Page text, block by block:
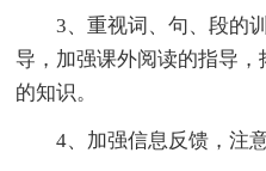
3、重视词、句、段的训
导，加强课外阅读的指导
的知识。
4、加强信息反馈，注意